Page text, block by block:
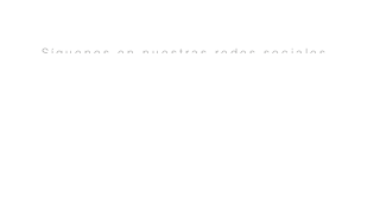
Síguenos en nuestras redes sociales